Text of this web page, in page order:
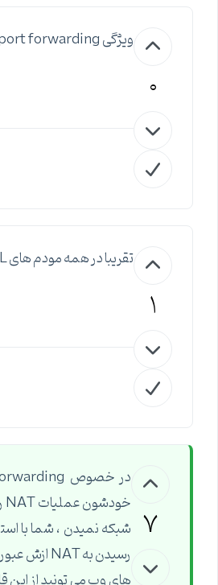
0
ویژگی port forwarding در مدل های خاصی از مودم ها وجود داره یا در اکثریت مودم های ADSL هست ؟
1
تقریبا در همه مودم های ADSL وجود داره یک الزام هست این روزها به دلیل اینکه حتی مصارف خانگی هم دیگه پیدا کرده
7